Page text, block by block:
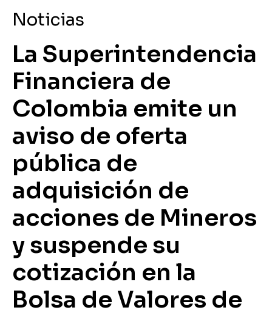
Noticias
La Superintendencia
Financiera de
Colombia emite un
aviso de oferta
pública de
adquisición de
acciones de Mineros
y suspende su
cotización en la
Bolsa de Valores de